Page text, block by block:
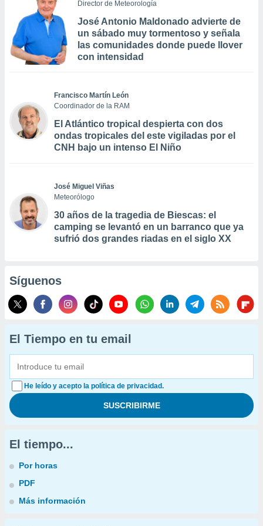
Director de Meteorología
José Antonio Maldonado advierte de
un sábado muy tormentoso y señala
las comunidades donde puede llover
con intensidad
Francisco Martín León
Coordinador de la RAM
El Atlántico tropical despierta con dos
ondas tropicales del este vigiladas por el
CNH bajo un intenso El Niño
José Miguel Viñas
Meteorólogo
30 años de la tragedia de Biescas: el
camping se levantó en un barranco que ya
sufrió dos grandes riadas en el siglo XX
Síguenos
El Tiempo en tu email
He leído y acepto la política de privacidad.
El tiempo...
Por horas
PDF
Más información